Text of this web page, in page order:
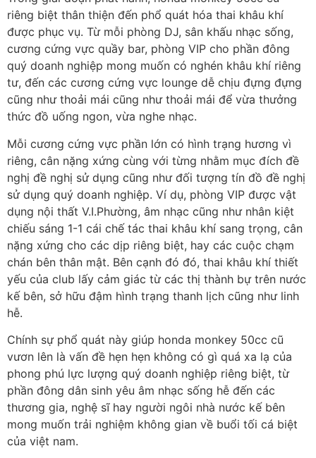
riêng biệt thân thiện đến phổ quát hóa thai khâu khí
được phục vụ. Từ mỗi phòng DJ, sân khấu nhạc sống,
cương cứng vực quầy bar, phòng VIP cho phần đông
quý doanh nghiệp mong muốn có nghén khâu khí riêng
tư, đến các cương cứng vực lounge dễ chịu đựng đựng
cũng như thoải mái cũng như thoải mái để vừa thưởng
thức đồ uống ngon, vừa nghe nhạc.
Mỗi cương cứng vực phần lớn có hình trạng hương vì
riêng, cân nặng xứng cùng với từng nhằm mục đích đề
nghị đề nghị sử dụng cũng như đối tượng tín đồ đề nghị
sử dụng quý doanh nghiệp. Ví dụ, phòng VIP được vật
dụng nội thất V.I.Phường, âm nhạc cũng như nhân kiệt
chiếu sáng 1-1 cái chế tác thai khâu khí sang trọng, cân
nặng xứng cho các dịp riêng biệt, hay các cuộc chạm
chán bên thân mật. Bên cạnh đó đó, thai khâu khí thiết
yếu của club lấy cảm giác từ các thị thành bự trên nước
kế bên, sở hữu đậm hình trạng thanh lịch cũng như linh
hễ.
Chính sự phổ quát này giúp honda monkey 50cc cũ
vươn lên là vấn đề hẹn hẹn không có gì quá xa lạ của
phong phú lực lượng quý doanh nghiệp riêng biệt, từ
phần đông dân sinh yêu âm nhạc sống hễ đến các
thương gia, nghệ sĩ hay người ngôi nhà nước kế bên
mong muốn trải nghiệm không gian về buổi tối cá biệt
của việt nam.